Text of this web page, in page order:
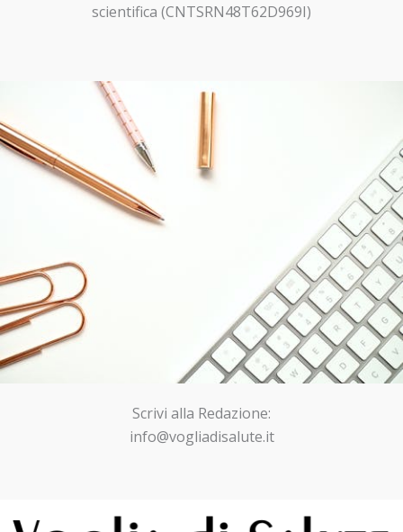
scientifica (CNTSRN48T62D969I)
Scrivi alla Redazione:
info@vogliadisalute.it